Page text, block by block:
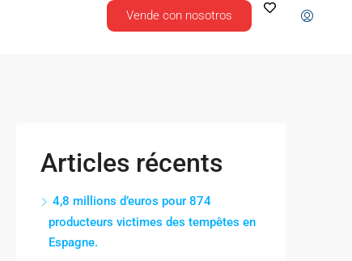
Vende con nosotros
Articles récents
4,8 millions d’euros pour 874
producteurs victimes des tempêtes en
Espagne.